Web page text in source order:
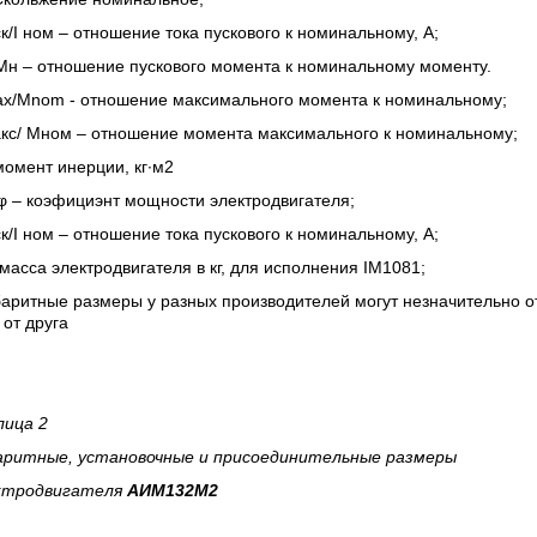
I ном – отношение тока пускового к номинальному, А;
– отношение пускового момента к номинальному моменту.
Mnom - отношение максимального момента к номинальному;
Мном – отношение момента максимального к номинальному;
инерции, кг∙м2
– коэфициэнт мощности электродвигателя;
I ном – отношение тока пускового к номинальному, А;
электродвигателя в кг, для исполнения IM1081;
размеры у разных производителей могут незначительно
друга
2
установочные и присоединительные размеры
АИМ132M2